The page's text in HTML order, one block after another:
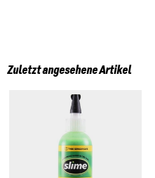
Zuletzt angesehene Artikel